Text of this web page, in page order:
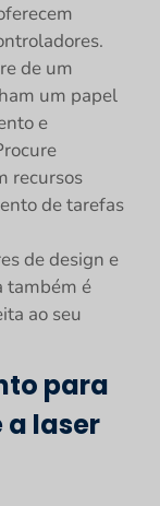
de um
um papel
e
recursos
de tarefas
de design e
também é
ao seu
para
laser